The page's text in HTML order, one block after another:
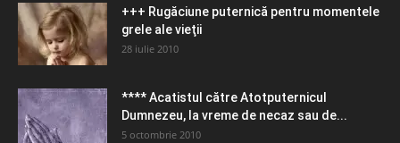
+++ Rugăciune puternică pentru momentele
grele ale vieţii
28 iulie 2010
**** Acatistul către Atotputernicul
Dumnezeu, la vreme de necaz sau de...
5 octombrie 2010